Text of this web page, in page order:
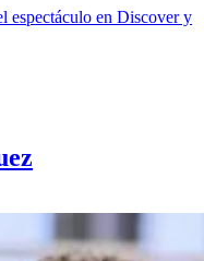
espectáculo en Discover y